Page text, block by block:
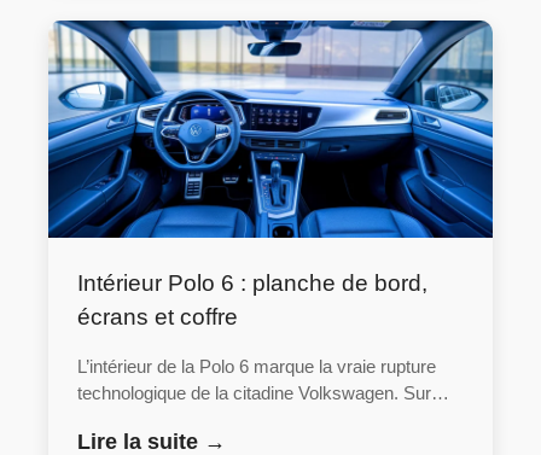
Intérieur Polo 6 : planche de bord,
écrans et coffre
L’intérieur de la Polo 6 marque la vraie rupture
technologique de la citadine Volkswagen. Sur…
Lire la suite →